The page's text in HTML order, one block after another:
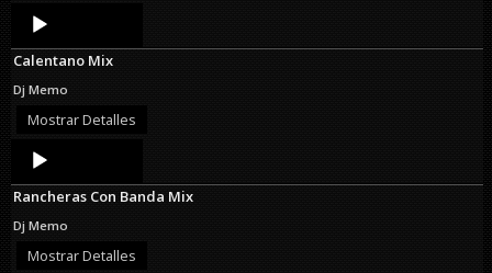
Audio
Player
Calentano Mix
Dj Memo
Mostrar Detalles
Audio
Player
Rancheras Con Banda Mix
Dj Memo
Mostrar Detalles